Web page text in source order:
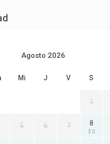
Agosto 2026
Mi J V S
1
5 6 7 8
$ 0